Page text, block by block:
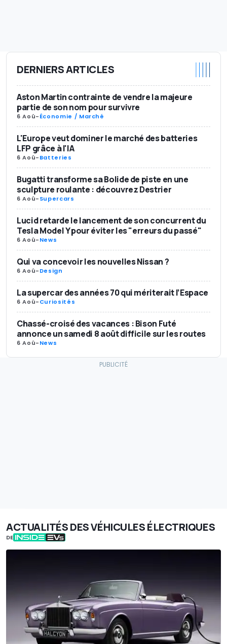
DERNIERS ARTICLES
Aston Martin contrainte de vendre la majeure
partie de son nom pour survivre
6 Aoû-Économie / Marché
L'Europe veut dominer le marché des batteries
LFP grâce à l'IA
6 Aoû-Batteries
Bugatti transforme sa Bolide de piste en une
sculpture roulante : découvrez Destrier
6 Aoû-Supercars
Lucid retarde le lancement de son concurrent du
Tesla Model Y pour éviter les "erreurs du passé"
6 Aoû-News
Qui va concevoir les nouvelles Nissan ?
6 Aoû-Design
La supercar des années 70 qui mériterait l’Espace
6 Aoû-Curiosités
Chassé-croisé des vacances : Bison Futé
annonce un samedi 8 août difficile sur les routes
6 Aoû-News
ACTUALITÉS DES VÉHICULES ÉLECTRIQUES
DE